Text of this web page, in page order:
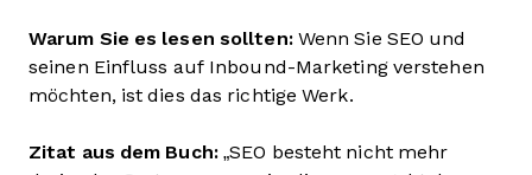
Warum Sie es lesen sollten:Wenn Sie SEO und
seinen Einfluss auf Inbound-Marketing verstehen
möchten, ist dies das richtige Werk.
Zitat aus dem Buch:„SEO besteht nicht mehr